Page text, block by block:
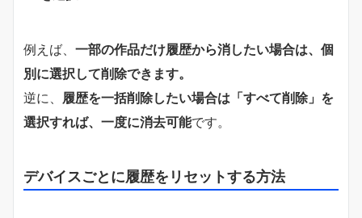
例えば、 一部の作品だけ履歴から消したい場合は、個
別に選択して削除できます。
逆に、 履歴を一括削除したい場合は「すべて削除」を
選択すれば、一度に消去可能です。
デバイスごとに履歴をリセットする方法